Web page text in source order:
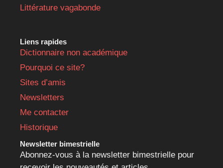
Littérature vagabonde
Liens rapides
Dictionnaire non académique
Pourquoi ce site?
Sites d’amis
Newsletters
Me contacter
Historique
Newsletter bimestrielle
Abonnez-vous à la newsletter bimestrielle pour